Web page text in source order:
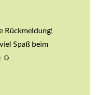
Rückmeldung!
Spaß beim
☺️